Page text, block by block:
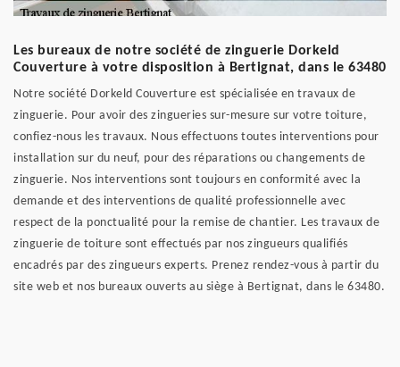
Les bureaux de notre société de zinguerie Dorkeld
Couverture à votre disposition à Bertignat, dans le 63480
Notre société Dorkeld Couverture est spécialisée en travaux de
zinguerie. Pour avoir des zingueries sur-mesure sur votre toiture,
confiez-nous les travaux. Nous effectuons toutes interventions pour
installation sur du neuf, pour des réparations ou changements de
zinguerie. Nos interventions sont toujours en conformité avec la
demande et des interventions de qualité professionnelle avec
respect de la ponctualité pour la remise de chantier. Les travaux de
zinguerie de toiture sont effectués par nos zingueurs qualifiés
encadrés par des zingueurs experts. Prenez rendez-vous à partir du
site web et nos bureaux ouverts au siège à Bertignat, dans le 63480.